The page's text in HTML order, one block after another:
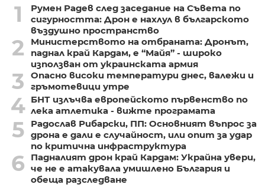
1
Румен Радев след заседание на Съвета по
сигурността: Дрон е нахлул в българското
въздушно пространство
2
Министерството на отбраната: Дронът,
паднал край Кардам, е “Майя” - широко
използван от украинската армия
3
Опасно високи температури днес, валежи и
гръмотевици утре
4 БНТ излъчва европейското първенство по
лека атлетика - вижте програмата
5
Радослав Рибарски, ПП: Основният въпрос за
дрона е дали е случайност, или опит за удар
по критична инфраструктура
6
Падналият дрон край Кардам: Украйна увери,
че не е атакувала умишлено България и
обеща разследване